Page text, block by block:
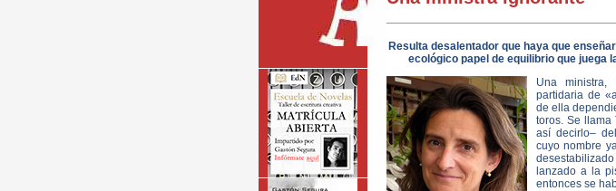
Resulta desalentador que haya que
ecológico papel de equilibrio que juega
Una
partidaria de
de ella
toros. Se llama
así decirlo–
cuyo nombre
lanzado a la
entonces se